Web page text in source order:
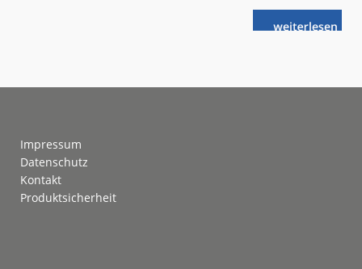
weiterlese
nDB:
Impressum
Datenschutz
Kontakt
Produktsicherheit